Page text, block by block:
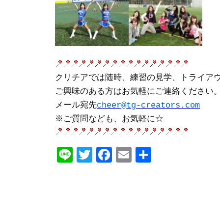
クリチアでは随時、練習の見学、トライア
ご興味のある方はお気軽にご連絡ください。
メール宛先cheer@tg-creators.com
※ご質問なども、お気軽に☆
LineTwitter
Facebook
Email